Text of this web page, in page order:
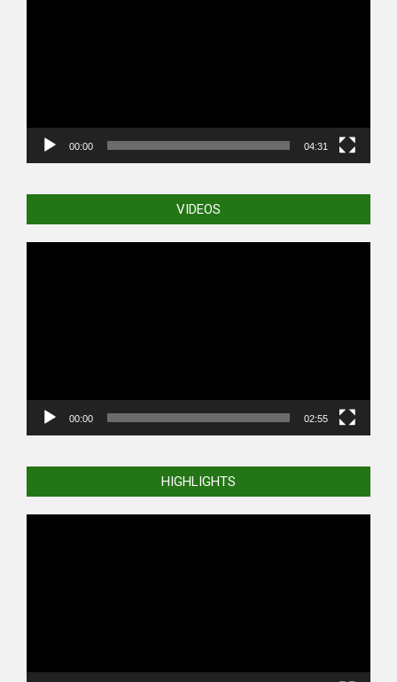
00:00 04:31
VIDEOS
00:00 02:55
HIGHLIGHTS